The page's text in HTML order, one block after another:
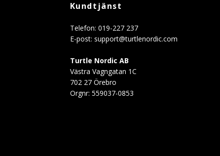
Kundtjänst
Telefon: 019-227 237
E-post: support@turtlenordic.com
Turtle Nordic AB
Västra Vagngatan 1C
702 27 Örebro
Orgnr: 559037-0853